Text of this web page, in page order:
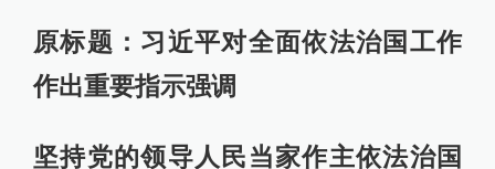
原标题：习近平对全面依法治国工作
作出重要指示强调
坚持党的领导人民当家作主依法治国